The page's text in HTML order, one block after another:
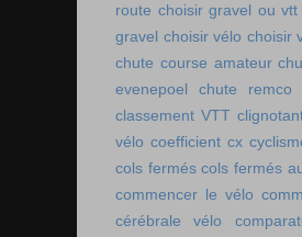
route choisir gravel ou vtt
gravel choisir vélo choisir
chute course amateur
evenepoel
chute remco
classement VTT
vélo coefficient cx
cols fermés cols fermés
commencer le vélo
cérébrale vélo